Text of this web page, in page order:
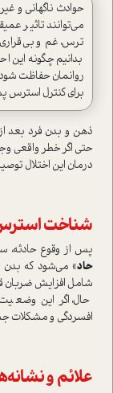
حوادث ناگهانی و
می‌توانند تاثیر
ترس، غم و
بدانیم چگونه
روانمان حفاظت
برای کنترل استرس
ذهن و بدن فرد بعد
حتی اگر خطر واقعی
درمان این اختلال
شناخت
پس از وقوع
حاد» می‌شود که بدن
شامل افزایش ضربان
حال، اگر این
افسردگی و مشکلات
علائم و